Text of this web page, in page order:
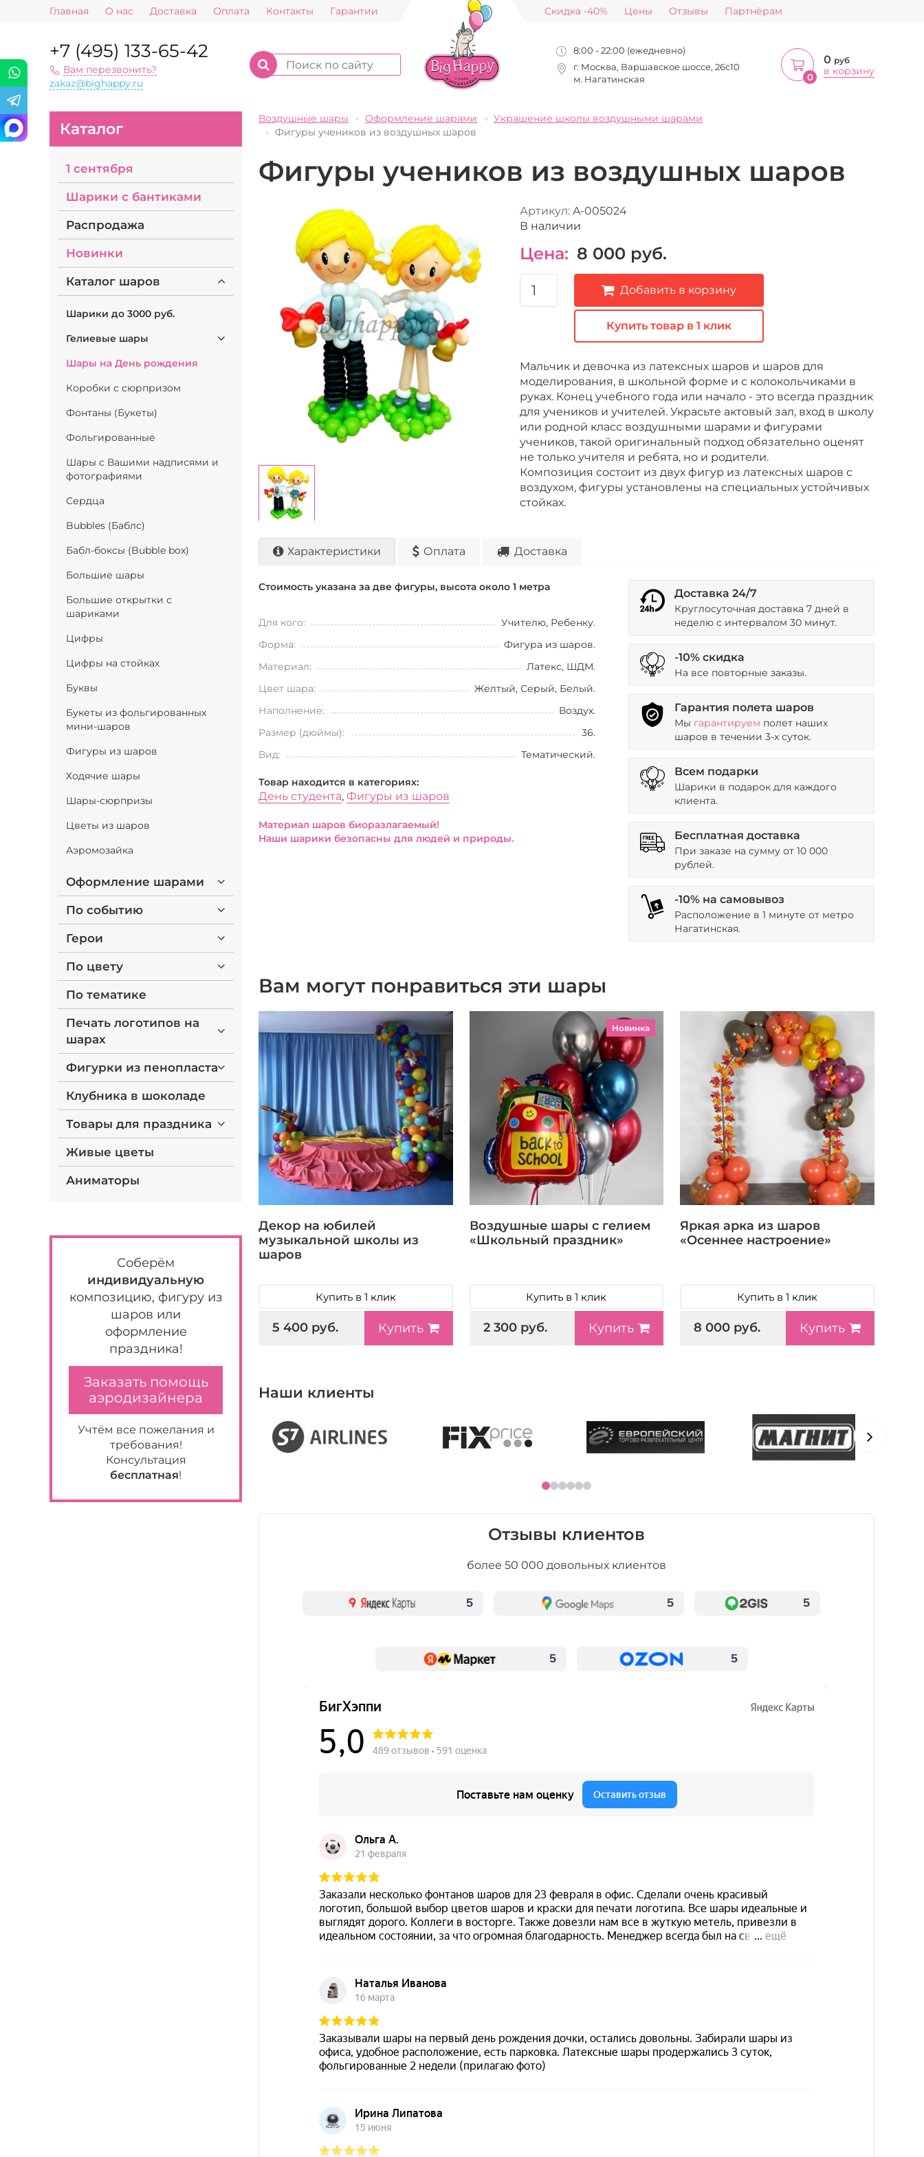
Главная О нас Доставка Оплата Контакты Гарантии Скидка -40% Цены Отзывы Партнёрам
+7 (495) 133-65-42
Вам перезвонить?
zakaz@bighappy.ru
8:00 - 22:00 (ежедневно)
г. Москва, Варшавское шоссе, 26с10
м. Нагатинская
0
0 руб
в корзину
Каталог
1 сентября
Шарики с бантиками
Распродажа
Новинки
Каталог шаров
Шарики до 3000 руб.
Гелиевые шары
Шары на День рождения
Коробки с сюрпризом
Фонтаны (Букеты)
Фольгированные
Шары с Вашими надписями и
фотографиями
Сердца
Bubbles (Баблс)
Бабл-боксы (Bubble box)
Большие шары
Большие открытки с
шариками
Цифры
Цифры на стойках
Буквы
Букеты из фольгированных
мини-шаров
Фигуры из шаров
Ходячие шары
Шары-сюрпризы
Цветы из шаров
Аэромозайка
Оформление шарами
По событию
Герои
По цвету
По тематике
Печать логотипов на
шарах
Фигурки из пенопласта
Клубника в шоколаде
Товары для праздника
Живые цветы
Аниматоры
Соберём
индивидуальную
композицию, фигуру из
шаров или
оформление
праздника!
Заказать помощь
аэродизайнера
Учтём все пожелания и
требования!
Консультация
бесплатная!
Воздушные шары Оформление шарами
Украшение школы воздушными шарами
Фигуры учеников из воздушных шаров
Фигуры учеников из воздушных шаров
Артикул: A-005024
В наличии
Цена: 8 000 руб.
Добавить в корзину
Купить товар в 1 клик
Мальчик и девочка из латексных шаров и шаров для
моделирования, в школьной форме и с колокольчиками в
руках. Конец учебного года или начало - это всегда праздник
для учеников и учителей. Украсьте актовый зал, вход в школу
или родной класс воздушными шарами и фигурами
учеников, такой оригинальный подход обязательно оценят
не только учителя и ребята, но и родители.
Композиция состоит из двух фигур из латексных шаров с
воздухом, фигуры установлены на специальных устойчивых
стойках.
Характеристики Оплата Доставка
Стоимость указана за две фигуры, высота около 1 метра
Для кого:
Учителю, Ребенку.
Форма:
Фигура из шаров.
Материал:
Латекс, ШДМ.
Цвет шара:
Желтый, Серый, Белый.
Наполнение:
Воздух.
Размер (дюймы):
36.
Вид:
Тематический.
Товар находится в категориях:
День студента, Фигуры из шаров
Материал шаров биоразлагаемый!
Наши шарики безопасны для людей и природы.
Доставка 24/7
Круглосуточная доставка 7 дней в
неделю с интервалом 30 минут.
-10% скидка
На все повторные заказы.
Гарантия полета шаров
Мы гарантируем полет наших
шаров в течении 3-х суток.
Всем подарки
Шарики в подарок для каждого
клиента.
Бесплатная доставка
При заказе на сумму от 10 000
рублей.
-10% на самовывоз
Расположение в 1 минуте от метро
Нагатинская.
Вам могут понравиться эти шары
Декор на юбилей
музыкальной школы из
шаров
Купить в 1 клик
5 400 руб. Купить
Новинка
Воздушные шары с гелием
«Школьный праздник»
Купить в 1 клик
2 300 руб. Купить
Яркая арка из шаров
«Осеннее настроение»
Купить в 1 клик
8 000 руб. Купить
Наши клиенты
Отзывы клиентов
более 50 000 довольных клиентов
5 5 5
5 5